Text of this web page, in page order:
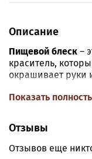
Описание
Пищевой блеск –
краситель,
окрашивает руки
Пищевой блеск
орехов и др. С
окрашиваемых
бронзовый,
Показать
Отзывы
Отзывов еще